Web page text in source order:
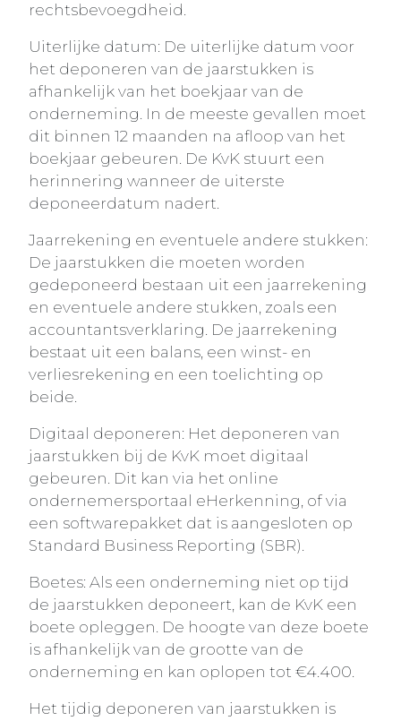
rechtsbevoegdheid.
Uiterlijke datum: De uiterlijke datum voor
het deponeren van de jaarstukken is
afhankelijk van het boekjaar van de
onderneming. In de meeste gevallen moet
dit binnen 12 maanden na afloop van het
boekjaar gebeuren. De KvK stuurt een
herinnering wanneer de uiterste
deponeerdatum nadert.
Jaarrekening en eventuele andere stukken:
De jaarstukken die moeten worden
gedeponeerd bestaan uit een jaarrekening
en eventuele andere stukken, zoals een
accountantsverklaring. De jaarrekening
bestaat uit een balans, een winst- en
verliesrekening en een toelichting op
beide.
Digitaal deponeren: Het deponeren van
jaarstukken bij de KvK moet digitaal
gebeuren. Dit kan via het online
ondernemersportaal eHerkenning, of via
een softwarepakket dat is aangesloten op
Standard Business Reporting (SBR).
Boetes: Als een onderneming niet op tijd
de jaarstukken deponeert, kan de KvK een
boete opleggen. De hoogte van deze boete
is afhankelijk van de grootte van de
onderneming en kan oplopen tot €4.400.
Het tijdig deponeren van jaarstukken is